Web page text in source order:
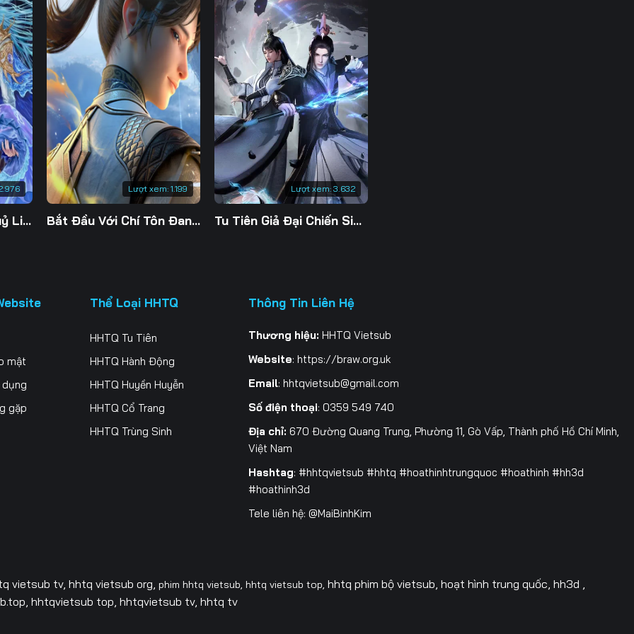
130 131 132 133
137 138 139 140
144 145 146 147
151 152 153 154
158 159 160 161
165 166 167 168
172 173 174 175
193 194 196
203
207 208 210
215 217
238
245
256 257 258 259
263 265
Đế Linh Yêu Mặc Thuỷ Linh Lung
Lượt xem: 1.199
Bắt Đầu Với Chí Tôn Đan Điền
Lượt xem: 3.632
Tu Tiên Giả Đại Chiến Siêu Năng Lực 3D
mật
gặp
Thể Loại HHTQ
HHTQ Tu Tiên
HHTQ Hành Động
HHTQ Huyền Huyễn
HHTQ Cổ Trang
HHTQ Trùng Sinh
Thông Tin Liên Hệ
Thương hiệu: HHTQ Vietsub
Website: https://braw.org.uk
Email: hhtqvietsub@gmail.com
Số điện thoại: 0359 549 740
Địa chỉ: 670 Đường Quang Trung, Phường 11, Gò Vấp, Thành phố Hồ Chí Minh,
Việt Nam
Hashtag: #hhtqvietsub #hhtq #hoathinhtrungquoc #hoathinh #hh3d
#hoathinh3d
Tele liên hệ: @MaiBinhKim
vietsub tv, hhtq vietsub org, phim hhtq vietsub, hhtq vietsub top, hhtq phim bộ vietsub, hoạt hình trung quốc, hh3d ,
hhtqvietsub top, hhtqvietsub tv, hhtq tv